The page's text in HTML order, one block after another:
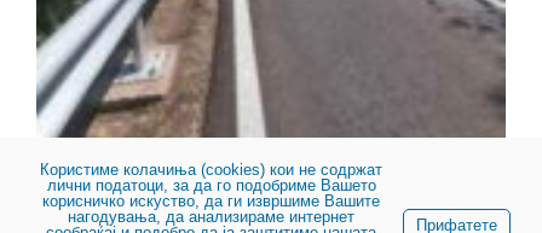
Користиме колачиња (cookies) кои не содржат
лични податоци, за да го подобриме Вашето
корисничко искуство, да ги извршиме Вашите
нагодувања, да анализираме интернет
Прифатете